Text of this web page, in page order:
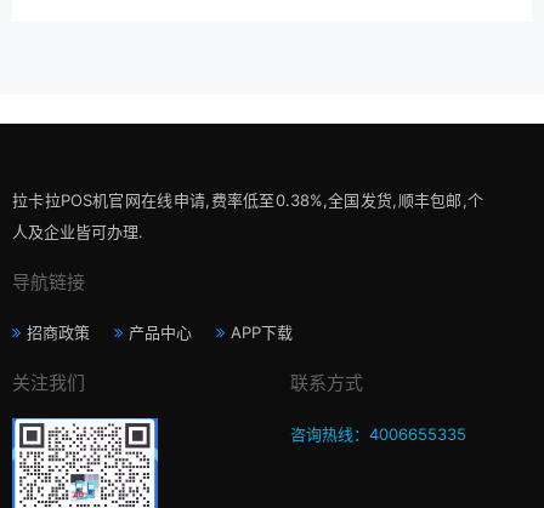
拉卡拉POS机官网在线申请,费率低至0.38%,全国发货,顺丰包邮,个
人及企业皆可办理.
导航链接
招商政策 产品中心 APP下载
关注我们 联系方式
咨询热线：4006655335